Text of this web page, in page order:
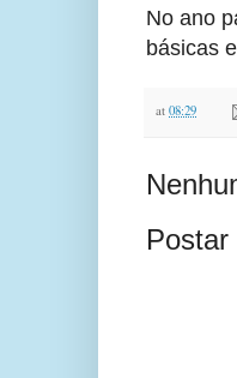
No ano
básicas
at 08:29